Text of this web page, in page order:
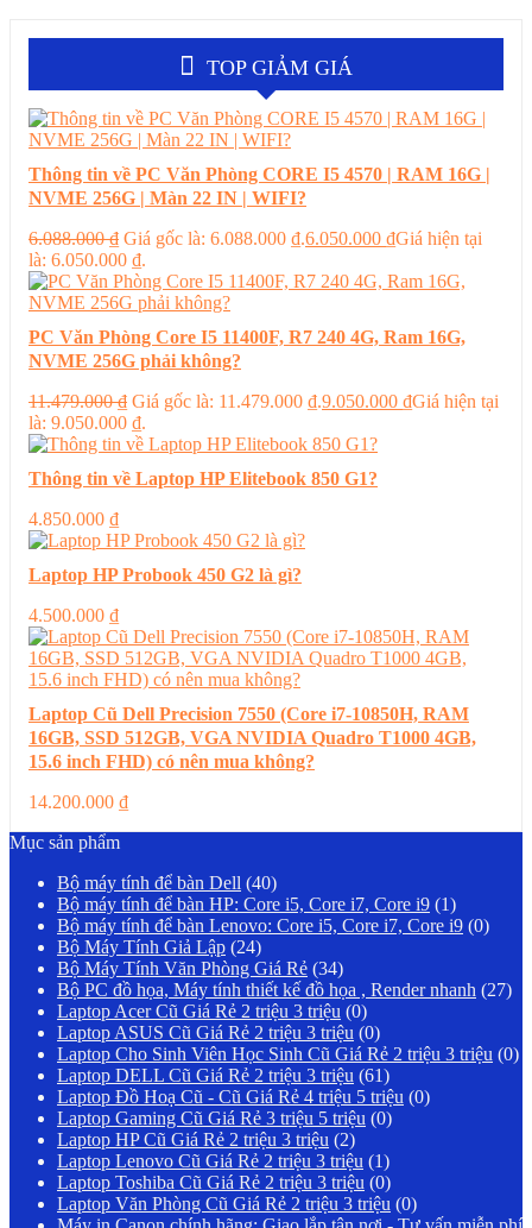
TOP GIẢM GIÁ
Thông tin về PC Văn Phòng CORE I5 4570 | RAM 16G |
NVME 256G | Màn 22 IN | WIFI?
6.088.000₫ Giá gốc là: 6.088.000 ₫.6.050.000 ₫Giá hiện tại
là: 6.050.000 ₫.
PC Văn Phòng Core I5 11400F, R7 240 4G, Ram 16G,
NVME 256G phải không?
11.479.000₫ Giá gốc là: 11.479.000 ₫.9.050.000 ₫Giá hiện tại
là: 9.050.000 ₫.
Thông tin về Laptop HP Elitebook 850 G1?
4.850.000 ₫
Laptop HP Probook 450 G2 là gì?
4.500.000 ₫
Laptop Cũ Dell Precision 7550 (Core i7-10850H, RAM
16GB, SSD 512GB, VGA NVIDIA Quadro T1000 4GB,
15.6 inch FHD) có nên mua không?
14.200.000 ₫
Mục sản phẩm
Bộ máy tính để bàn Dell (40)
Bộ máy tính để bàn HP: Core i5, Core i7, Core i9 (1)
Bộ máy tính để bàn Lenovo: Core i5, Core i7, Core i9 (0)
Bộ Máy Tính Giả Lập (24)
Bộ Máy Tính Văn Phòng Giá Rẻ (34)
Bộ PC đồ họa, Máy tính thiết kế đồ họa , Render nhanh (27)
Laptop Acer Cũ Giá Rẻ 2 triệu 3 triệu (0)
Laptop ASUS Cũ Giá Rẻ 2 triệu 3 triệu (0)
Laptop Cho Sinh Viên Học Sinh Cũ Giá Rẻ 2 triệu 3 triệu (0)
Laptop DELL Cũ Giá Rẻ 2 triệu 3 triệu (61)
Laptop Đồ Hoạ Cũ - Cũ Giá Rẻ 4 triệu 5 triệu (0)
Laptop Gaming Cũ Giá Rẻ 3 triệu 5 triệu (0)
Laptop HP Cũ Giá Rẻ 2 triệu 3 triệu (2)
Laptop Lenovo Cũ Giá Rẻ 2 triệu 3 triệu (1)
Laptop Toshiba Cũ Giá Rẻ 2 triệu 3 triệu (0)
Laptop Văn Phòng Cũ Giá Rẻ 2 triệu 3 triệu (0)